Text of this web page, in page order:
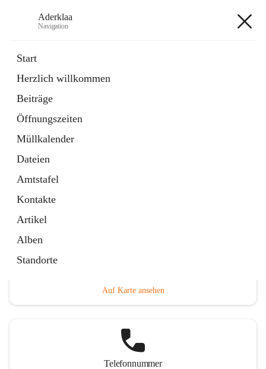
Aderklaa
Navigation
Start
Herzlich willkommen
Beiträge
Öffnungszeiten
Müllkalender
Dateien
Amtstafel
Kontakte
Artikel
Alben
Standorte
6 Schnellzugriffe
Gemeinde
3 Schnellzugriffe
Auf Karte ansehen
Telefonnummer